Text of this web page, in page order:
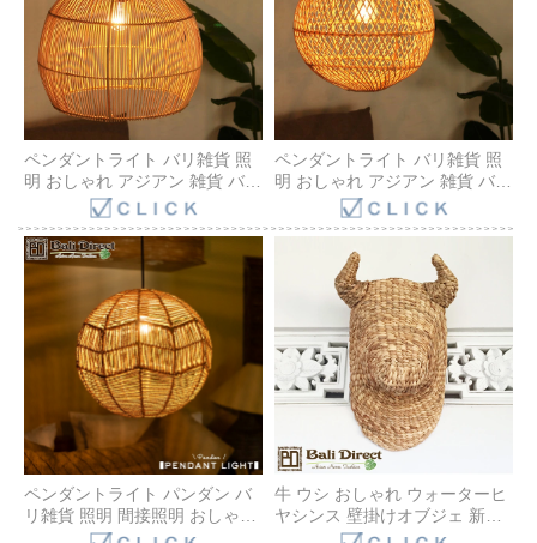
ペンダントライト バリ雑貨 照
明 おしゃれ アジアン 雑貨 バリ
インテリア BOHO ナチュラル
カフェ風 海外インテリア リビ
ング ダイニング LED対応
Z920903 Bali Direct
ペンダントライト バリ雑貨 照
明 おしゃれ アジアン 雑貨 バリ
インテリア BOHO ナチュラル
カフェ風 海外インテリア リビ
Z920904 Bali Direct
ペンダントライト パンダン バ
リ雑貨 照明 間接照明 おしゃれ
アジアン 雑貨 バリ ラウンド照
牛 ウシ おしゃれ ウォーターヒ
ヤシンス 壁掛けオブジェ 新居
祝い ナチュラル デコレーショ